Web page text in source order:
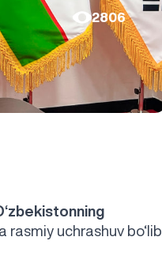
2806
rasmiy uchrashuv bo‘lib